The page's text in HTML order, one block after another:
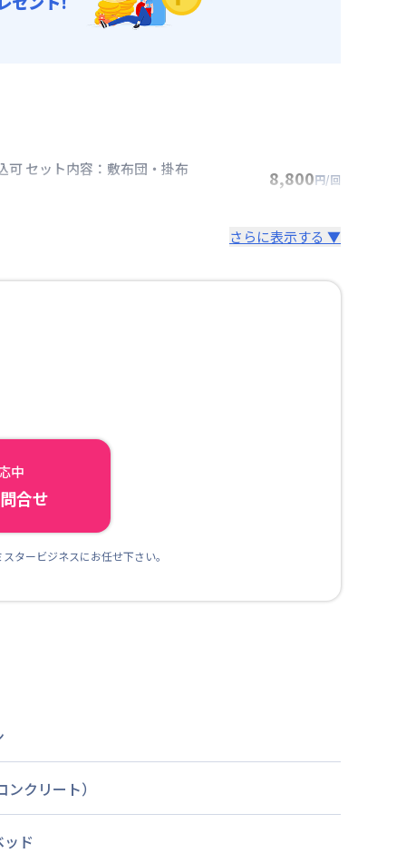
セット内容：敷布団・掛布 8,800円/回
さらに表示する ▼
中
合せ
タービジネスにお任せ下さい。
ンクリート）
ド